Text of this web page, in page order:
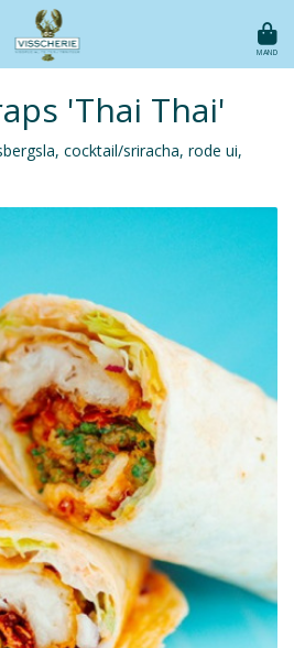
MAND
'Thai Thai'
cocktail/sriracha, rode ui,